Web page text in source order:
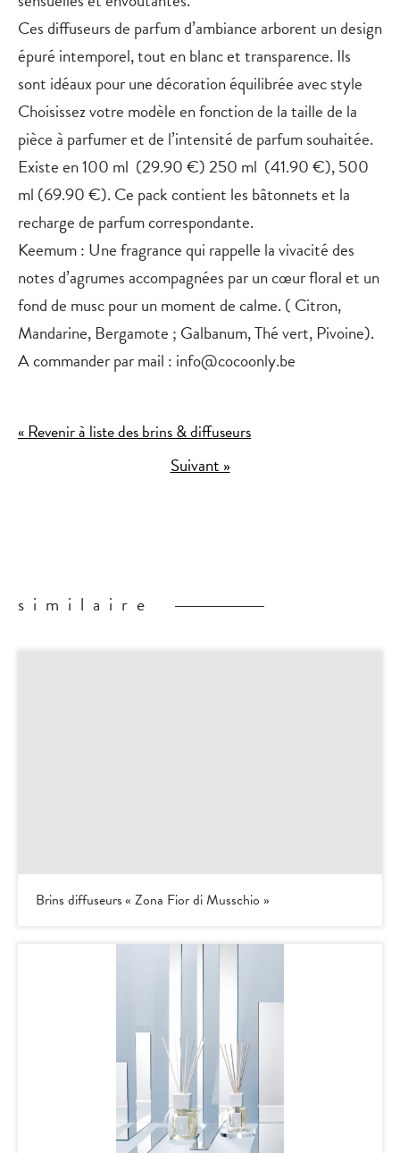
Ces diffuseurs de parfum d’ambiance arborent un design
épuré intemporel, tout en blanc et transparence. Ils
sont idéaux pour une décoration équilibrée avec style
Choisissez votre modèle en fonction de la taille de la
pièce à parfumer et de l’intensité de parfum souhaitée.
Existe en 100 ml (29.90 €) 250 ml (41.90 €), 500
ml (69.90 €). Ce pack contient les bâtonnets et la
recharge de parfum correspondante.
Keemum : Une fragrance qui rappelle la vivacité des
notes d’agrumes accompagnées par un cœur floral et un
fond de musc pour un moment de calme. ( Citron,
Mandarine, Bergamote ; Galbanum, Thé vert, Pivoine).
A commander par mail : info@cocoonly.be
« Revenir à liste des brins & diffuseurs
Suivant »
similaire
Brins diffuseurs « Zona Fior di Musschio »